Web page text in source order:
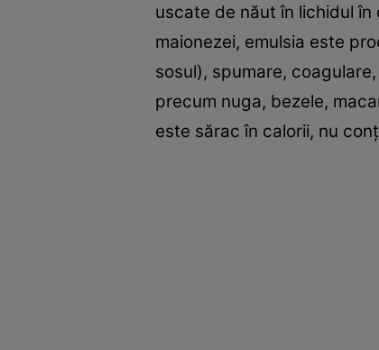
uscate de năut în lichidul
maionezei, emulsia este
sosul), spumare,
precum nuga, bezele,
este sărac în calorii, nu